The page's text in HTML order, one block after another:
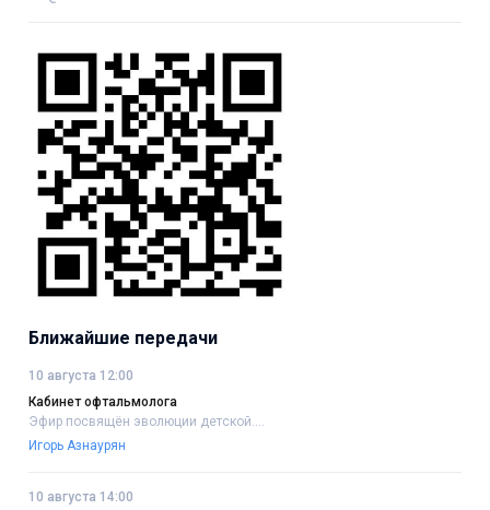
Ближайшие передачи
10 августа 12:00
Кабинет офтальмолога
Эфир посвящён эволюции детской....
Игорь Азнаурян
10 августа 14:00